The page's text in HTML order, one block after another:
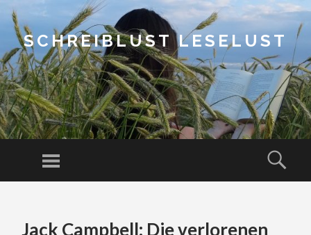
SCHREIBLUST LESELUST
Menu
CONTENT
Jack Campbell: Die verlorenen